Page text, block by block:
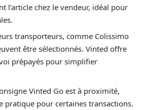
l’article chez le vendeur, idéal pour
transporteurs, comme Colissimo
être sélectionnés. Vinted offre
prépayés pour simplifier
Vinted Go est à proximité,
pratique pour certaines transactions.